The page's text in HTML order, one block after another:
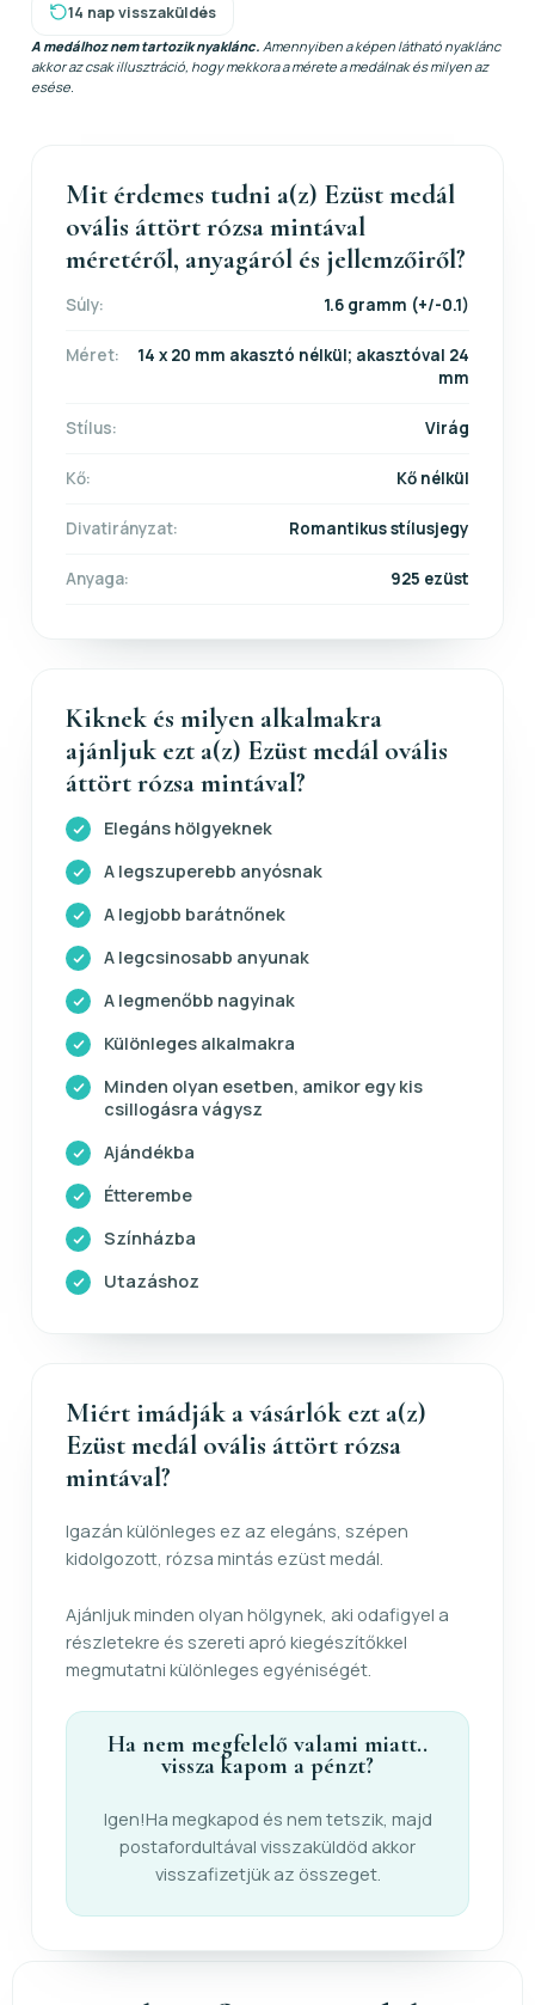
14 nap visszaküldés
A medálhoz nem tartozik nyaklánc. Amennyiben a képen látható nyaklánc
akkor az csak illusztráció, hogy mekkora a mérete a medálnak és milyen az
esése.
Mit érdemes tudni a(z) Ezüst medál
ovális áttört rózsa mintával
méretéről, anyagáról és jellemzőiről?
Súly: 1.6 gramm (+/-0.1)
Méret:
14 x 20 mm akasztó nélkül; akasztóval 24
mm
Stílus: Virág
Kő: Kő nélkül
Divatirányzat: Romantikus stílusjegy
Anyaga: 925 ezüst
Kiknek és milyen alkalmakra
ajánljuk ezt a(z) Ezüst medál ovális
áttört rózsa mintával?
Elegáns hölgyeknek
A legszuperebb anyósnak
A legjobb barátnőnek
A legcsinosabb anyunak
A legmenőbb nagyinak
Különleges alkalmakra
Minden olyan esetben, amikor egy kis
csillogásra vágysz
Ajándékba
Étterembe
Színházba
Utazáshoz
Miért imádják a vásárlók ezt a(z)
Ezüst medál ovális áttört rózsa
mintával?
Igazán különleges ez az elegáns, szépen
kidolgozott, rózsa mintás ezüst medál.
Ajánljuk minden olyan hölgynek, aki odafigyel a
részletekre és szereti apró kiegészítőkkel
megmutatni különleges egyéniségét.
Ha nem megfelelő valami miatt..
vissza kapom a pénzt?
Igen!Ha megkapod és nem tetszik, majd
postafordultával visszaküldöd akkor
visszafizetjük az összeget.